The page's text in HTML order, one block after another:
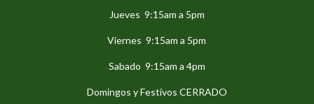
Jueves 9:15am a 5pm
Viernes 9:15am a 5pm
Sabado 9:15am a 4pm
Domingos y Festivos CERRADO